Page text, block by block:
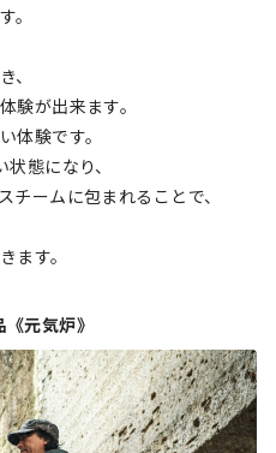
。
、
験が出来ます。
体験です。
態になり、
チームに包まれることで、
ます。
元気炉》